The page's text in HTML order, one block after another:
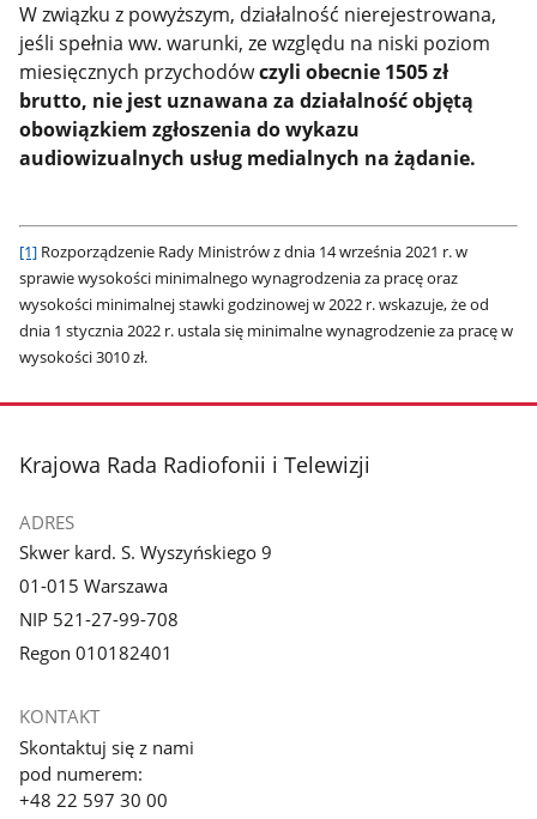
W związku z powyższym, działalność nierejestrowana,
jeśli spełnia ww. warunki, ze względu na niski poziom
miesięcznych przychodówczyli obecnie 1505 zł
brutto, nie jest uznawana za działalność objętą
obowiązkiem zgłoszenia do wykazu
audiowizualnych usług medialnych na żądanie.
[1] Rozporządzenie Rady Ministrów z dnia 14 września 2021 r. w
sprawie wysokości minimalnego wynagrodzenia za pracę oraz
wysokości minimalnej stawki godzinowej w 2022 r. wskazuje, że od
dnia 1 stycznia 2022 r. ustala się minimalne wynagrodzenie za pracę w
wysokości 3010 zł.
stopka
Krajowa Rada Radiofonii i Telewizji
ADRES
Skwer kard. S. Wyszyńskiego 9
01-015 Warszawa
NIP 521-27-99-708
Regon 010182401
KONTAKT
Skontaktuj się z nami
pod numerem:
+48 22 597 30 00